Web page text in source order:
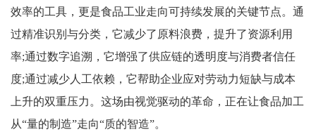
效率的工具，更是食品工业走向可持续发展的关键节点。通
过精准识别与分类，它减少了原料浪费，提升了资源利用
率;通过数字追溯，它增强了供应链的透明度与消费者信任
度;通过减少人工依赖，它帮助企业应对劳动力短缺与成本
上升的双重压力。这场由视觉驱动的革命，正在让食品加工
从“量的制造”走向“质的智造”。